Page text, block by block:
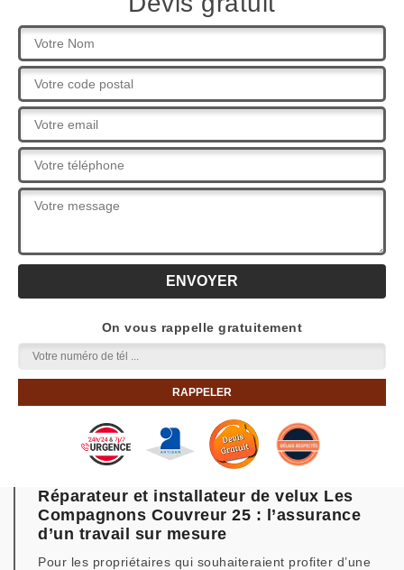
On vous rappelle gratuitement
Réparateur et installateur de velux Les
Compagnons Couvreur 25 : l’assurance
d’un travail sur mesure
Pour les propriétaires qui souhaiteraient profiter d’une